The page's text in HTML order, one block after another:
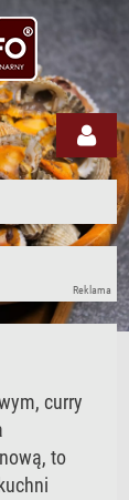
Reklama
curry
to